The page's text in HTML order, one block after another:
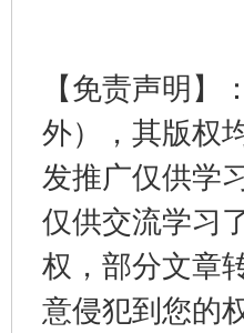
【免责声明
外），其版权
发推广仅供学
仅供交流学习
权，部分文章
意侵犯到您的
东山县通报“牛蛙产品抗